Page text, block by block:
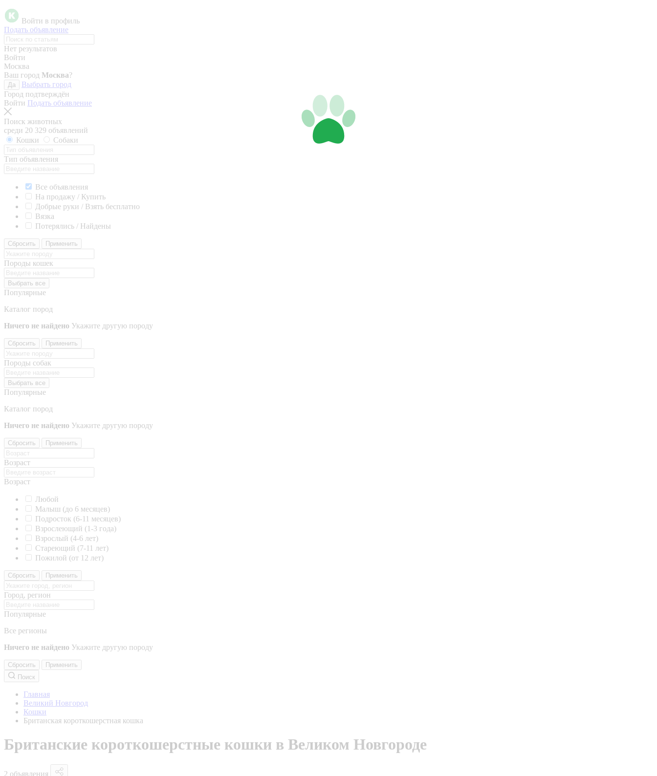
Войти в профиль
Подать объявление
Нет результатов
Войти
Москва
Ваш город Москва?
Да
Выбрать город
Город подтверждён
Войти Подать объявление
Поиск животных
среди 20 329 объявлений
Кошки
Собаки
Тип объявления
Все объявления
На продажу / Купить
Добрые руки / Взять бесплатно
Вязка
Потерялись / Найдены
Сбросить Применить
Породы кошек
Выбрать все
Популярные
Каталог пород
Ничего не найдено Укажите другую породу
Сбросить Применить
Породы собак
Выбрать все
Популярные
Каталог пород
Ничего не найдено Укажите другую породу
Сбросить Применить
Возраст
Возраст
Любой
Малыш (до 6 месяцев)
Подросток (6-11 месяцев)
Взрослеющий (1-3 года)
Взрослый (4-6 лет)
Стареющий (7-11 лет)
Пожилой (от 12 лет)
Сбросить Применить
Город, регион
Популярные
Все регионы
Ничего не найдено Укажите другую породу
Сбросить
Применить
Поиск
Главная
Великий Новгород
Кошки
Британская короткошерстная кошка
Британские короткошерстные кошки в Великом Новгороде
2 объявления